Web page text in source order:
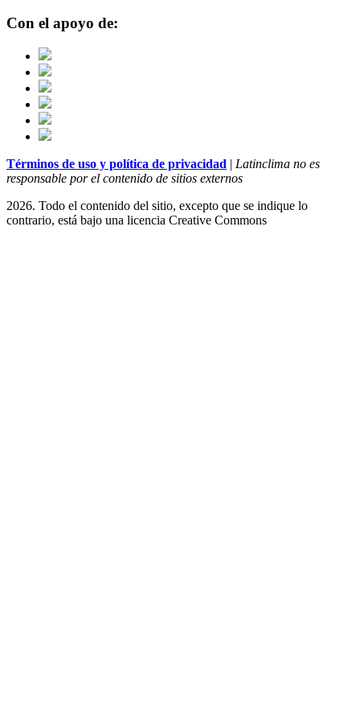
Con el apoyo de:
Términos de uso y política de privacidad | Latinclima no es
responsable por el contenido de sitios externos
2026. Todo el contenido del sitio, excepto que se indique lo
contrario, está bajo una licencia Creative Commons